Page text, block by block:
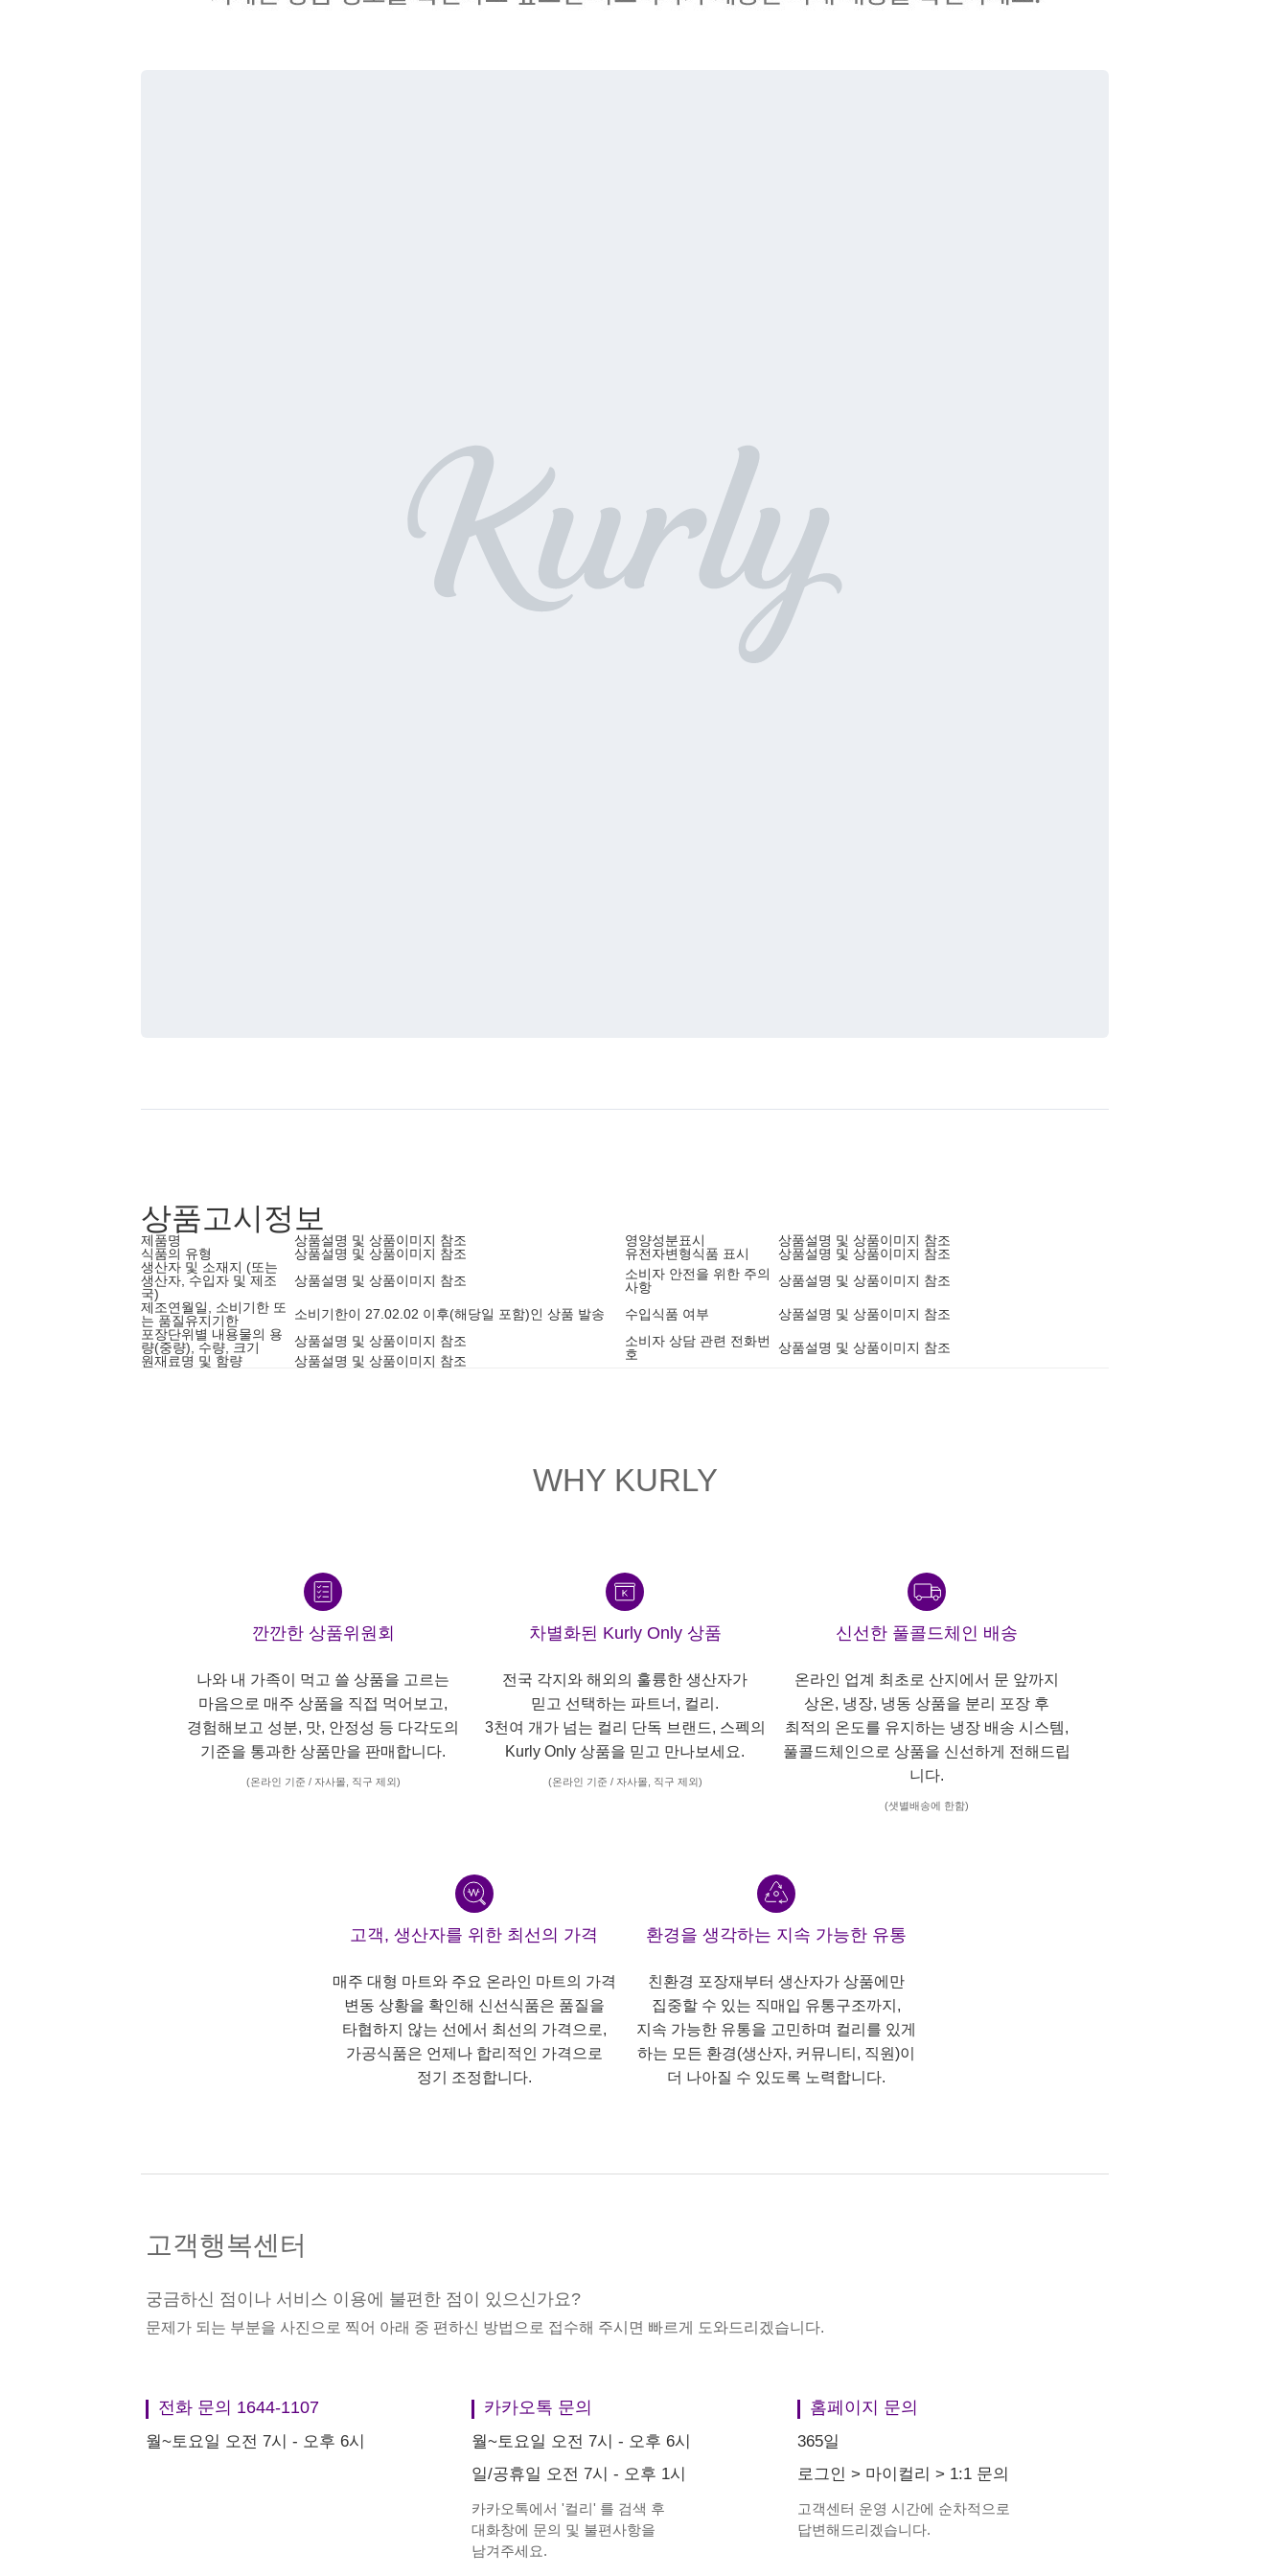
상품고시정보
제품명 상품설명 및 상품이미지 참조 영양성분표시
상품설명 및 상품이미지 참조
식품의 유형
상품설명 및 상품이미지 참조 유전자변형식품 표시
상품설명 및 상품이미지 참조
생산자 및 소재지 (또는
생산자, 수입자 및 제조
국)
상품설명 및 상품이미지 참조
소비자 안전을 위한 주의
사항
상품설명 및 상품이미지 참조
제조연월일, 소비기한 또
는 품질유지기한
소비기한이 27.02.02 이후(해당일 포함)인 상품 발송 수입식품 여부
상품설명 및 상품이미지 참조
포장단위별 내용물의 용
량(중량), 수량, 크기
상품설명 및 상품이미지 참조
소비자 상담 관련 전화번
호
상품설명 및 상품이미지 참조
원재료명 및 함량
상품설명 및 상품이미지 참조
WHY KURLY
깐깐한 상품위원회
나와 내 가족이 먹고 쓸 상품을 고르는
마음으로 매주 상품을 직접 먹어보고,
경험해보고 성분, 맛, 안정성 등 다각도의
기준을 통과한 상품만을 판매합니다.
(온라인 기준 / 자사몰, 직구 제외)
차별화된 Kurly Only 상품
전국 각지와 해외의 훌륭한 생산자가
믿고 선택하는 파트너, 컬리.
3천여 개가 넘는 컬리 단독 브랜드, 스펙의
Kurly Only 상품을 믿고 만나보세요.
(온라인 기준 / 자사몰, 직구 제외)
신선한 풀콜드체인 배송
온라인 업계 최초로 산지에서 문 앞까지
상온, 냉장, 냉동 상품을 분리 포장 후
최적의 온도를 유지하는 냉장 배송 시스템,
풀콜드체인으로 상품을 신선하게 전해드립
니다.
(샛별배송에 한함)
고객, 생산자를 위한 최선의 가격
매주 대형 마트와 주요 온라인 마트의 가격
변동 상황을 확인해 신선식품은 품질을
타협하지 않는 선에서 최선의 가격으로,
가공식품은 언제나 합리적인 가격으로
정기 조정합니다.
환경을 생각하는 지속 가능한 유통
친환경 포장재부터 생산자가 상품에만
집중할 수 있는 직매입 유통구조까지,
지속 가능한 유통을 고민하며 컬리를 있게
하는 모든 환경(생산자, 커뮤니티, 직원)이
더 나아질 수 있도록 노력합니다.
고객행복센터
궁금하신 점이나 서비스 이용에 불편한 점이 있으신가요?
문제가 되는 부분을 사진으로 찍어 아래 중 편하신 방법으로 접수해 주시면 빠르게 도와드리겠습니다.
전화 문의 1644-1107
월~토요일 오전 7시 - 오후 6시
카카오톡 문의
월~토요일 오전 7시 - 오후 6시
일/공휴일 오전 7시 - 오후 1시
카카오톡에서 '컬리' 를 검색 후
대화창에 문의 및 불편사항을
남겨주세요.
홈페이지 문의
365일
로그인 > 마이컬리 > 1:1 문의
고객센터 운영 시간에 순차적으로
답변해드리겠습니다.